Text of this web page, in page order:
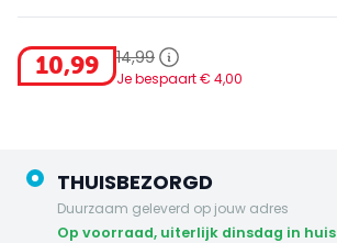
10,99 14,99
Je bespaart € 4,00
THUISBEZORGD
Duurzaam geleverd op jouw adres
op voorraad, uiterlijk dinsdag in huis